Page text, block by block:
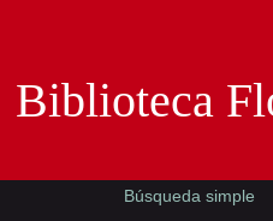
Biblioteca
Búsqueda simple